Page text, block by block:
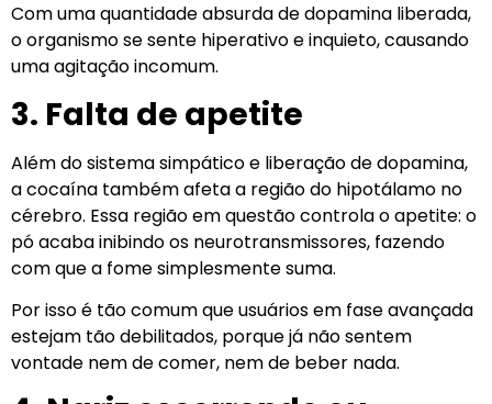
Com uma quantidade absurda de dopamina liberada,
o organismo se sente hiperativo e inquieto, causando
uma agitação incomum.
3. Falta de apetite
Além do sistema simpático e liberação de dopamina,
a cocaína também afeta a região do hipotálamo no
cérebro. Essa região em questão controla o apetite: o
pó acaba inibindo os neurotransmissores, fazendo
com que a fome simplesmente suma.
Por isso é tão comum que usuários em fase avançada
estejam tão debilitados, porque já não sentem
vontade nem de comer, nem de beber nada.